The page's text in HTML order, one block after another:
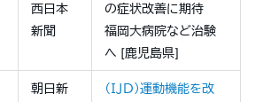
西日本
新聞
の症状改善に期待
福岡大病院など治験
へ [鹿児島県]
朝日新
（ＩＪＤ）運動機能を改